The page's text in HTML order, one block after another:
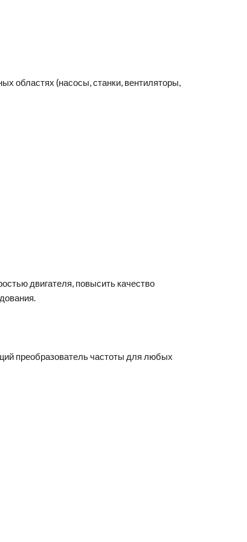
областях (насосы, станки, вентиляторы,
двигателя, повысить качество
преобразователь частоты для любых